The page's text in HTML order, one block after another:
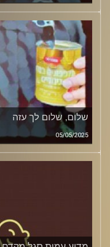
שלום, שלום לך עזה
05/05/2025